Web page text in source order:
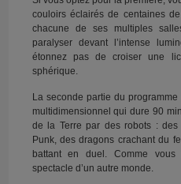
couloirs éclairés de centaines
chacune de ses multiples
paralyser devant l’intense
étonnez pas de croiser une
sphérique.
La seconde partie du
multidimensionnel qui dure 90
de la Terre par des robots :
Punk, des dragons crachant du
battant en duel. Comme vous
spectacle d’un autre monde.